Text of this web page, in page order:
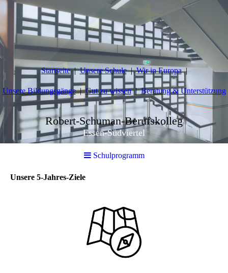
Startseite Unsere Schule Wir in Europa
Unsere Bildungsgänge Gut zu wissen Beratung & Unterstützung
Robert-Schuman-Berufskolleg
Essen-Südviertel
Schulprogramm
Unsere 5-Jahres-Ziele